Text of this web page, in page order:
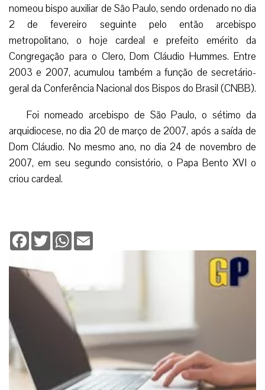
nomeou bispo auxiliar de São Paulo, sendo ordenado no dia
2 de fevereiro seguinte pelo então arcebispo
metropolitano, o hoje cardeal e prefeito emérito da
Congregação para o Clero, Dom Cláudio Hummes. Entre
2003 e 2007, acumulou também a função de secretário-
geral da Conferência Nacional dos Bispos do Brasil (CNBB).
Foi nomeado arcebispo de São Paulo, o sétimo da
arquidiocese, no dia 20 de março de 2007, após a saída de
Dom Cláudio. No mesmo ano, no dia 24 de novembro de
2007, em seu segundo consistório, o Papa Bento XVI o
criou cardeal.
Facebook
TwitterWhatsApp